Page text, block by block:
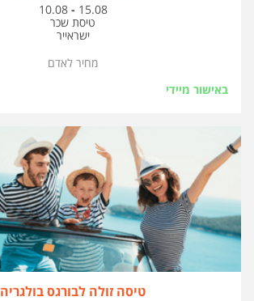
בין
התאריכים,
10.08 - 15.08
טיסת שכר
ישראייר
באישור מיידי
מחיר לאדם
טיסה זולה לבורגס בולגריה